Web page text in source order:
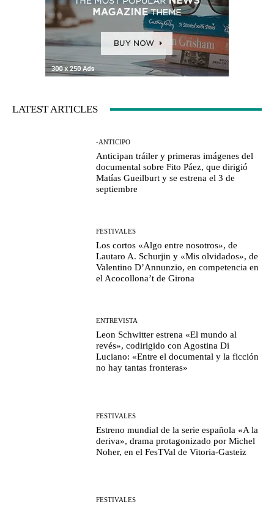
LATEST ARTICLES
-ANTICIPO
Anticipan tráiler y primeras imágenes del
documental sobre Fito Páez, que dirigió
Matías Gueilburt y se estrena el 3 de
septiembre
FESTIVALES
Los cortos «Algo entre nosotros», de
Lautaro A. Schurjin y «Mis olvidados», de
Valentino D’Annunzio, en competencia en
el Acocollona’t de Girona
ENTREVISTA
Leon Schwitter estrena «El mundo al
revés», codirigido con Agostina Di
Luciano: «Entre el documental y la ficción
no hay tantas fronteras»
FESTIVALES
Estreno mundial de la serie española «A la
deriva», drama protagonizado por Michel
Noher, en el FesTVal de Vitoria-Gasteiz
FESTIVALES